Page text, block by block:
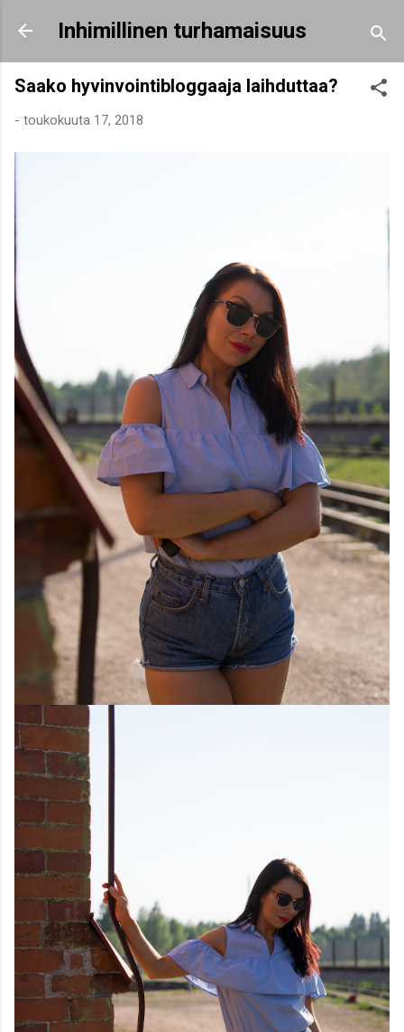
Siirry pääsisältöön
Inhimillinen turhamaisuus
Saako hyvinvointibloggaaja laihduttaa?
- toukokuuta 17, 2018